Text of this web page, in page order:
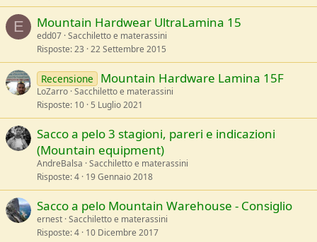
E Mountain Hardwear UltraLamina 15
edd07 Sacchiletto e materassini
Risposte 23 22 Settembre 2015
Recensione Mountain Hardware Lamina 15F
LoZarro Sacchiletto e materassini
Risposte 10 5 Luglio 2021
Sacco a pelo 3 stagioni, pareri e indicazioni
(Mountain equipment)
AndreBalsa Sacchiletto e materassini
Risposte 4 19 Gennaio 2018
Sacco a pelo Mountain Warehouse - Consiglio
ernest Sacchiletto e materassini
Risposte 4 10 Dicembre 2017